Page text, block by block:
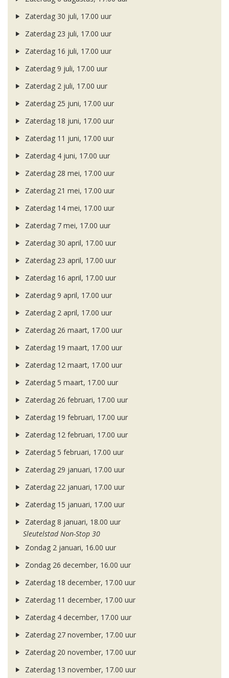
Zaterdag 30 juli, 17.00 uur
Zaterdag 23 juli, 17.00 uur
Zaterdag 16 juli, 17.00 uur
Zaterdag 9 juli, 17.00 uur
Zaterdag 2 juli, 17.00 uur
Zaterdag 25 juni, 17.00 uur
Zaterdag 18 juni, 17.00 uur
Zaterdag 11 juni, 17.00 uur
Zaterdag 4 juni, 17.00 uur
Zaterdag 28 mei, 17.00 uur
Zaterdag 21 mei, 17.00 uur
Zaterdag 14 mei, 17.00 uur
Zaterdag 7 mei, 17.00 uur
Zaterdag 30 april, 17.00 uur
Zaterdag 23 april, 17.00 uur
Zaterdag 16 april, 17.00 uur
Zaterdag 9 april, 17.00 uur
Zaterdag 2 april, 17.00 uur
Zaterdag 26 maart, 17.00 uur
Zaterdag 19 maart, 17.00 uur
Zaterdag 12 maart, 17.00 uur
Zaterdag 5 maart, 17.00 uur
Zaterdag 26 februari, 17.00 uur
Zaterdag 19 februari, 17.00 uur
Zaterdag 12 februari, 17.00 uur
Zaterdag 5 februari, 17.00 uur
Zaterdag 29 januari, 17.00 uur
Zaterdag 22 januari, 17.00 uur
Zaterdag 15 januari, 17.00 uur
Zaterdag 8 januari, 18.00 uur
Sleutelstad Non-Stop 30
Zondag 2 januari, 16.00 uur
Zondag 26 december, 16.00 uur
Zaterdag 18 december, 17.00 uur
Zaterdag 11 december, 17.00 uur
Zaterdag 4 december, 17.00 uur
Zaterdag 27 november, 17.00 uur
Zaterdag 20 november, 17.00 uur
Zaterdag 13 november, 17.00 uur